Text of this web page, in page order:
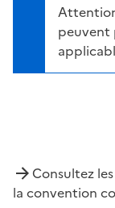
peuvent
Consultez
la convention